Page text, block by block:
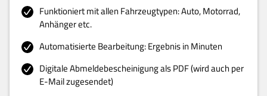
Funktioniert mit allen Fahrzeugtypen: Auto, Motorrad,
Anhänger etc.
Automatisierte Bearbeitung: Ergebnis in Minuten
Digitale Abmeldebescheinigung als PDF (wird auch per
E-Mail zugesendet)